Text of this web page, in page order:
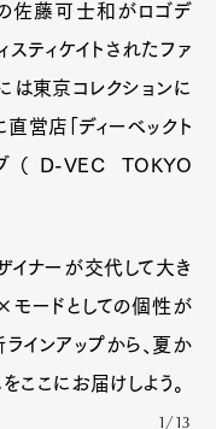
の佐藤可士和がロゴデ
ティケイトされたファ
は東京コレクションに
営店「ディーベックト
D-VEC TOKYO
イナーが交代して大き
×モードとしての個性が
インアップから、夏か
ここにお届けしよう。
1/13